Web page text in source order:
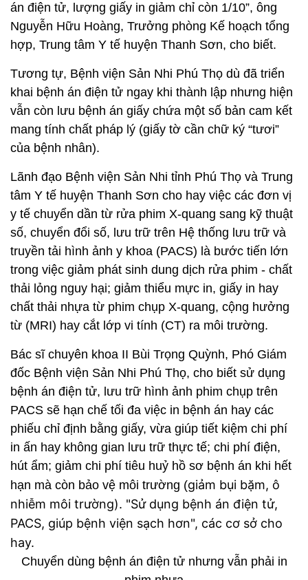
án điện tử, lượng giấy in giảm chỉ còn 1/10”, ông
Nguyễn Hữu Hoàng, Trưởng phòng Kế hoạch tổng
hợp, Trung tâm Y tế huyện Thanh Sơn, cho biết.
Tương tự, Bệnh viện Sản Nhi Phú Thọ dù đã triển
khai bệnh án điện tử ngay khi thành lập nhưng hiện
vẫn còn lưu bệnh án giấy chứa một số bản cam kết
mang tính chất pháp lý (giấy tờ cần chữ ký “tươi”
của bệnh nhân).
Lãnh đạo Bệnh viện Sản Nhi tỉnh Phú Thọ và Trung
tâm Y tế huyện Thanh Sơn cho hay việc các đơn vị
y tế chuyển dần từ rửa phim X-quang sang kỹ thuật
số, chuyển đổi số, lưu trữ trên Hệ thống lưu trữ và
truyền tải hình ảnh y khoa (PACS) là bước tiến lớn
trong việc giảm phát sinh dung dịch rửa phim - chất
thải lỏng nguy hại; giảm thiểu mực in, giấy in hay
chất thải nhựa từ phim chụp X-quang, cộng hưởng
từ (MRI) hay cắt lớp vi tính (CT) ra môi trường.
Bác sĩ chuyên khoa II Bùi Trọng Quỳnh, Phó Giám
đốc Bệnh viện Sản Nhi Phú Thọ, cho biết sử dụng
bệnh án điện tử, lưu trữ hình ảnh phim chụp trên
PACS sẽ hạn chế tối đa việc in bệnh án hay các
phiếu chỉ định bằng giấy, vừa giúp tiết kiệm chi phí
in ấn hay không gian lưu trữ thực tế; chi phí điện,
hút ẩm; giảm chi phí tiêu huỷ hồ sơ bệnh án khi hết
hạn mà còn bảo vệ môi trường (giảm bụi bặm, ô
nhiễm môi trường). "Sử dụng bệnh án điện tử,
PACS, giúp bệnh viện sạch hơn", các cơ sở cho
hay.
Chuyển dùng bệnh án điện tử nhưng vẫn phải in